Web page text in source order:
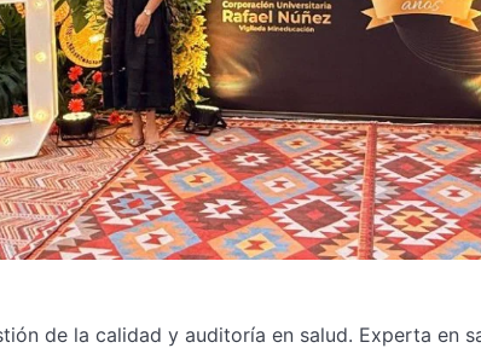
de la calidad y auditoría en salud. Experta en